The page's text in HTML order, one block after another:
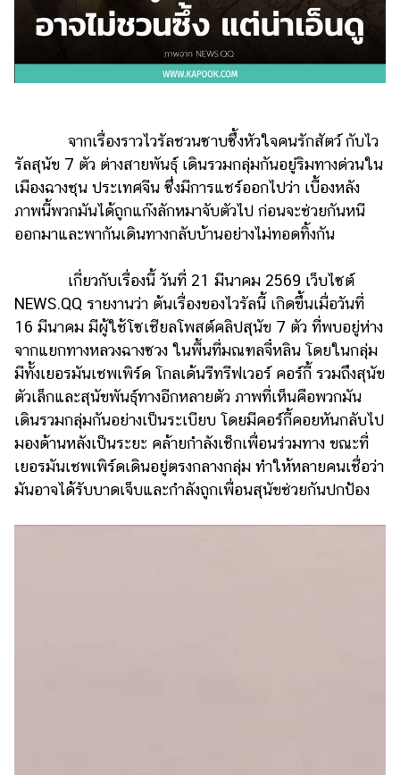
รถยนต์
บ้าน
และ
มือ
ถือ
ราคา
วา
ไร
ตี้
แต่งงาน
แม่
และ
เด็ก
สัตว์
จากเรื่องราวไวรัลชวนซาบซึ้งหัวใจคนรักสัตว์ กับไว
รัลสุนัข 7 ตัว ต่างสายพันธุ์ เดินรวมกลุ่มกันอยู่ริมทางด่วนใน
เมืองฉางชุน ประเทศจีน ซึ่งมีการแชร์ออกไปว่า เบื้องหลัง
ภาพนี้พวกมันได้ถูกแก๊งลักหมาจับตัวไป ก่อนจะช่วยกันหนี
ออกมาและพากันเดินทางกลับบ้านอย่างไม่ทอดทิ้งกัน
เกี่ยวกับเรื่องนี้ วันที่ 21 มีนาคม 2569 เว็บไซต์
NEWS.QQ รายงานว่า ต้นเรื่องของไวรัลนี้ เกิดขึ้นเมื่อวันที่
16 มีนาคม มีผู้ใช้โซเชียลโพสต์คลิปสุนัข 7 ตัว ที่พบอยู่ห่าง
จากแยกทางหลวงฉางซวง ในพื้นที่มณฑลจี๋หลิน โดยในกลุ่ม
มีทั้งเยอรมันเชพเพิร์ด โกลเด้นรีทรีฟเวอร์ คอร์กี้ รวมถึงสุนัข
ตัวเล็กและสุนัขพันธุ์ทางอีกหลายตัว ภาพที่เห็นคือพวกมัน
เดินรวมกลุ่มกันอย่างเป็นระเบียบ โดยมีคอร์กี้คอยหันกลับไป
มองด้านหลังเป็นระยะ คล้ายกำลังเช็กเพื่อนร่วมทาง ขณะที่
เยอรมันเชพเพิร์ดเดินอยู่ตรงกลางกลุ่ม ทำให้หลายคนเชื่อว่า
มันอาจได้รับบาดเจ็บและกำลังถูกเพื่อนสุนัขช่วยกันปกป้อง